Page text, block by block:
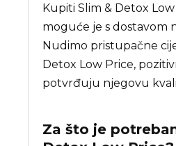
Kupiti Slim & Detox
moguće je s dostavom
Nudimo pristupačne
Detox Low Price,
potvrđuju njegovu
Za što je